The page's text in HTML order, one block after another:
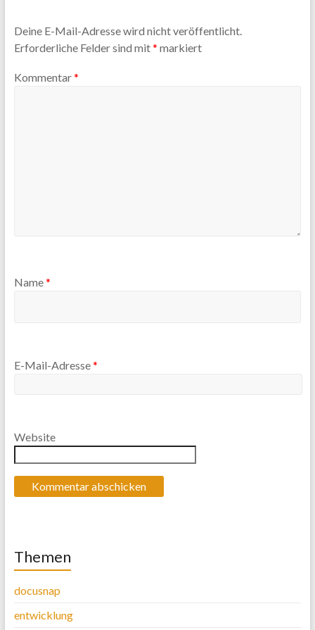
Deine E-Mail-Adresse wird nicht veröffentlicht.
Erforderliche Felder sind mit* markiert
Kommentar*
Name*
E-Mail-Adresse*
Website
Themen
docusnap
entwicklung